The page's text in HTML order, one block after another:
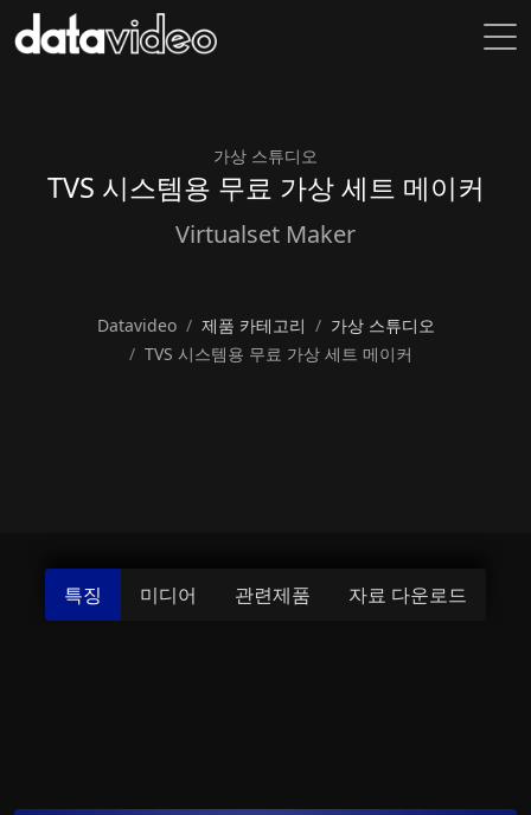
가상 스튜디오
TVS 시스템용 무료 가상 세트 메이커
Virtualset Maker
Datavideo 제품 카테고리
가상 스튜디오
TVS 시스템용 무료 가상 세트 메이커
특징 미디어 관련제품 자료 다운로드